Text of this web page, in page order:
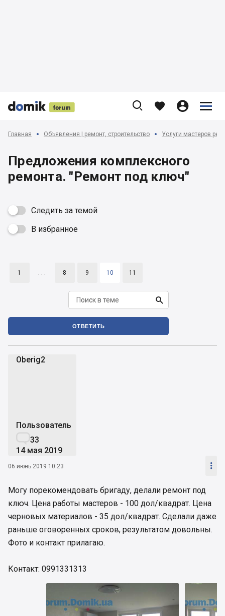


 
    


Главная Объявления | ремонт, строительство Услуги мастеров
Предложения комплексного
ремонта. "Ремонт под ключ"
Следить за темой
 В избранное
1 . . . 8 9 10 11

ОТВЕТИТЬ
Oberig2
Пользователь
33
14 мая 2019
06 июнь 2019 10:23 
Могу порекомендовать бригаду, делали ремонт под
ключ. Цена работы мастеров - 100 дол/квадрат. Цена
черновых материалов - 35 дол/квадрат. Сделали даже
раньше оговоренных сроков, результатом довольны.
Фото и контакт прилагаю.
Контакт: 0991331313